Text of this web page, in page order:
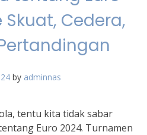
Cedera,
by adminnas
tentu kita tidak sabar
Euro 2024. Turnamen